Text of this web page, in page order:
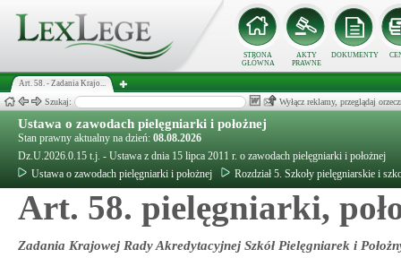
STRONA
GŁÓWNA
AKTY
PRAWNE
DOKUMENTY
Art. 58. - Zadania Krajo...
Szukaj: Wyłącz reklamy, przeglądaj
Ustawa o zawodach pielęgniarki i położnej
Stan prawny aktualny na dzień: 08.08.2026
Dz.U.2026.0.15 t.j. - Ustawa z dnia 15 lipca 2011 r. o zawodach pielęgniarki i położnej
Ustawa o zawodach pielęgniarki i położnej
Rozdział 5. Szkoły pielęgniarskie i
Art. 58. pielęgniarki,
Zadania Krajowej Rady Akredytacyjnej Szkół Pielęgniarek i